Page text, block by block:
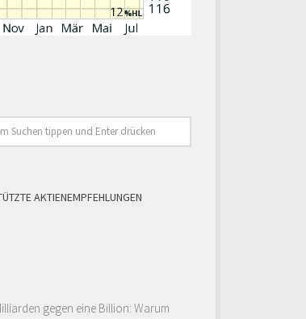
AKTIENEMPFEHLUNGEN
gegen eine Billion: Warum